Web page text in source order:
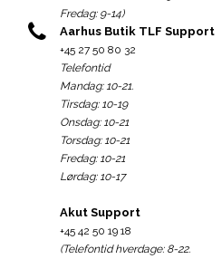
Fredag: 9-14)
Aarhus Butik TLF Support
+45 27 50 80 32
Telefontid
Mandag: 10-21.
Tirsdag: 10-19
Onsdag: 10-21
Torsdag: 10-21
Fredag: 10-21
Lørdag: 10-17
Akut Support
+45 42 50 19 18
(Telefontid hverdage: 8-22.